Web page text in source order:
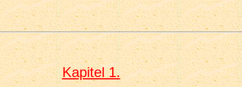
Kapitel 1.